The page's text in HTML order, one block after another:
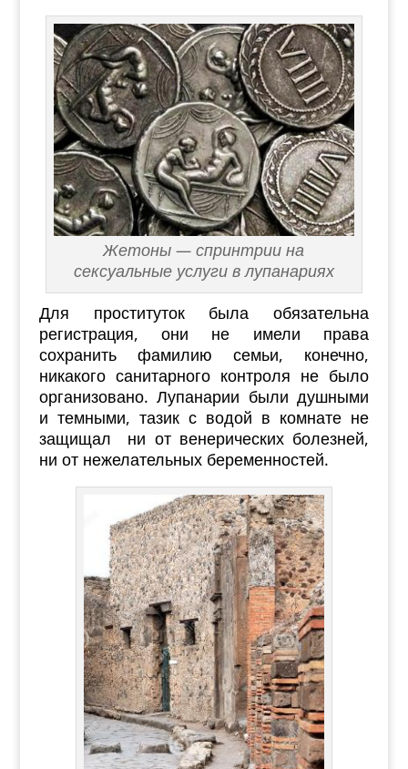
Жетоны — спринтрии на
сексуальные услуги в лупанариях
Для проституток была обязательна
регистрация, они не имели права
сохранить фамилию семьи, конечно,
никакого санитарного контроля не было
организовано. Лупанарии были душными
и темными, тазик с водой в комнате не
защищал ни от венерических болезней,
ни от нежелательных беременностей.